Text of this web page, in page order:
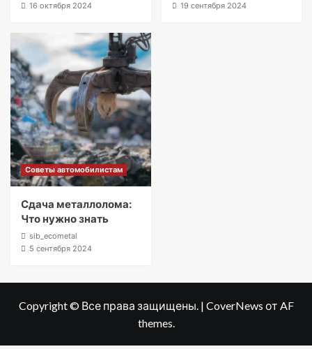
16 октября 2024
19 сентября 2024
Советы автомобилистам
Сдача металлолома:
Что нужно знать
sib_ecometal
5 сентября 2024
Copyright © Все права защищены. | CoverNews от AF
themes.